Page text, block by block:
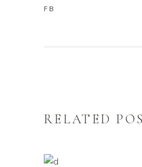
FB
RELATED